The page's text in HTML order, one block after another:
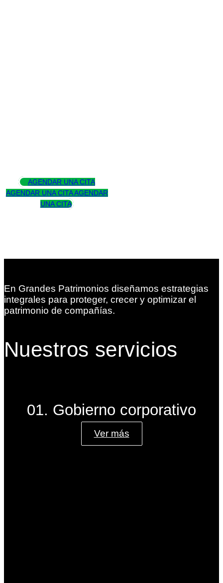
AGENDAR UNA CITA
AGENDAR UNA CITA AGENDAR
UNA CITA
En Grandes Patrimonios diseñamos estrategias
integrales para proteger, crecer y optimizar el
patrimonio de compañías.
Nuestros servicios
01. Gobierno corporativo
Ver más